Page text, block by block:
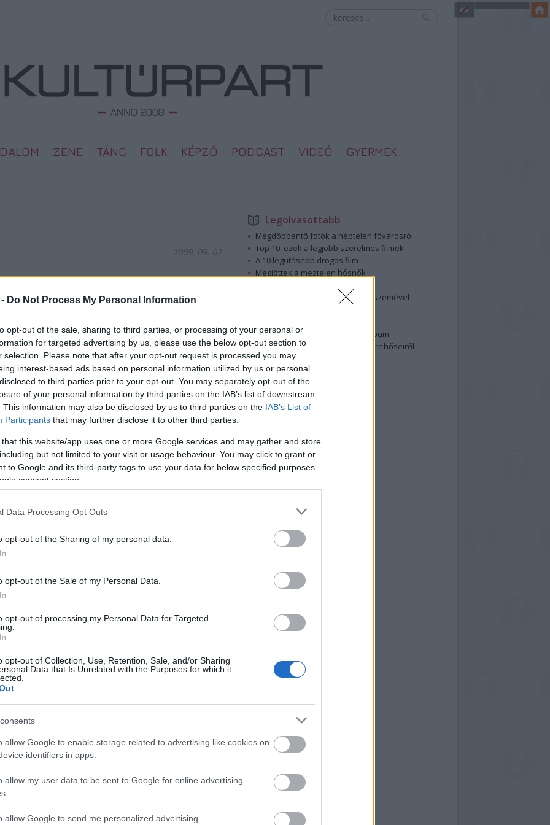
Do Not Process My Personal Information
opt-out of the sale, sharing to third parties, or processing of your personal or
for targeted advertising by us, please use the below opt-out section to
selection. Please note that after your opt-out request is processed you may
interest-based ads based on personal information utilized by us or personal
to third parties prior to your opt-out. You may separately opt-out of the
of your personal information by third parties on the IAB’s list of downstream
This information may also be disclosed by us to third parties on the IAB’s List of
Participants that may further disclose it to other third parties.
that this website/app uses one or more Google services and may gather and store
but not limited to your visit or usage behaviour. You may click to grant or
to Google and its third-party tags to use your data for below specified purposes
consent section.
Data Processing Opt Outs
opt-out of the Sharing of my personal data.
opt-out of the Sale of my Personal Data.
opt-out of processing my Personal Data for Targeted
opt-out of Collection, Use, Retention, Sale, and/or Sharing
Data that Is Unrelated with the Purposes for which it
allow Google to enable storage related to advertising like cookies on
identifiers in apps.
allow my user data to be sent to Google for online advertising
allow Google to send me personalized advertising.
ZENE TÁNC FOLK KÉPZŐ PODCAST VIDEÓ GYERMEK
2009. 09. 02.
jelentős része, Hollywood egyik
jönnek össze a dolgai az életben, pedig a
már
választ,
tanult
Los
csak
kellene,
A
igazi
meddig
vígjátékban lesz látható. Az Up in the Airben
a fél életét a levegőben tölti, egyik vállalattól
egy hajszál választja el attól, hogy elérje a
egy csinos nővel (Anna Kendrick), aki
és ebből lesz a baj. A filmet a Juno című
rendezte, aki a vígjátékok koronázatlan
Ikrek, Ovizsaru).
Legolvasottabb
Megdöbbentő fotók a néptelen fővárosról
Top 10: ezek a legjobb szerelmes filmek
A 10 legütősebb drogos film
Megjöttek a meztelen hősnők
A forradalom egy holland fotós szemével
Készülőben a nagy meztelen album
Nézd meg a 48-as szabadságharc hőseiről
készült fotókat!
Hírlevél feliratkozás